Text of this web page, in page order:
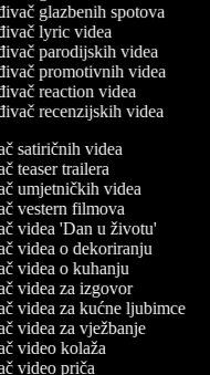
glazbenih spotova
lyric videa
parodijskih videa
promotivnih videa
reaction videa
recenzijskih videa
satiričnih videa
teaser trailera
umjetničkih videa
vestern filmova
videa 'Dan u životu'
videa o dekoriranju
videa o kuhanju
videa za izgovor
videa za kućne ljubimce
videa za vježbanje
video kolaža
video priča